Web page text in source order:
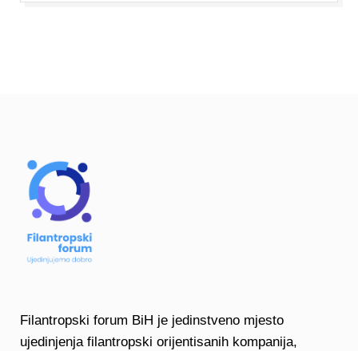
Filantropski forum BiH je jedinstveno mjesto
ujedinjenja filantropski orijentisanih kompanija,